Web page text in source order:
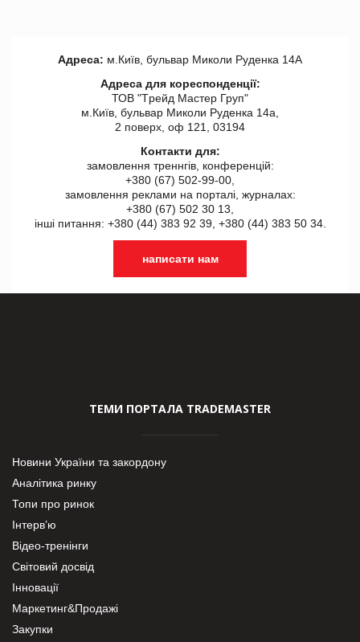
Адреса: м.Київ, бульвар Миколи Руденка 14А
Адреса для кореспонденції:
ТОВ "Tрейд Мастер Груп"
м.Київ, бульвар Миколи Руденка 14а,
2 поверх, оф 121, 03194
Контакти для:
замовлення треннгів, конференцій:
+380 (67) 502-99-00,
замовлення реклами на порталі, журналах:
+380 (67) 502 30 13,
інші питання: +380 (44) 383 92 39, +380 (44) 383 50 34.
написати нам
ТЕМИ ПОРТАЛА TRADEMASTER
Новини України та закордону
Аналітика ринку
Топи про ринок
Інтерв’ю
Відео-тренінги
Світовий досвід
Інновації
Маркетинг&Продажі
Закупки